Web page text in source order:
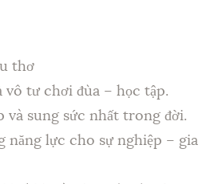
thơ
vô tư chơi đùa – học tập.
và sung sức nhất trong đời.
năng lực cho sự nghiệp – gia